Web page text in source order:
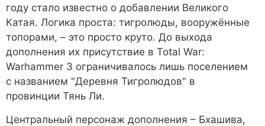
году стало известно о добавлении Великого
Катая. Логика проста: тигролюды, вооружённые
топорами, – это просто круто. До выхода
дополнения их присутствие в Total War:
Warhammer 3 ограничивалось лишь поселением
с названием "Деревня Тигролюдов" в
провинции Тянь Ли.
Центральный персонаж дополнения – Бхашива,